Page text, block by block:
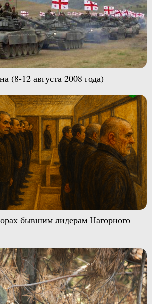
(8-12 августа 2008 года)
бывшим лидерам Нагорного